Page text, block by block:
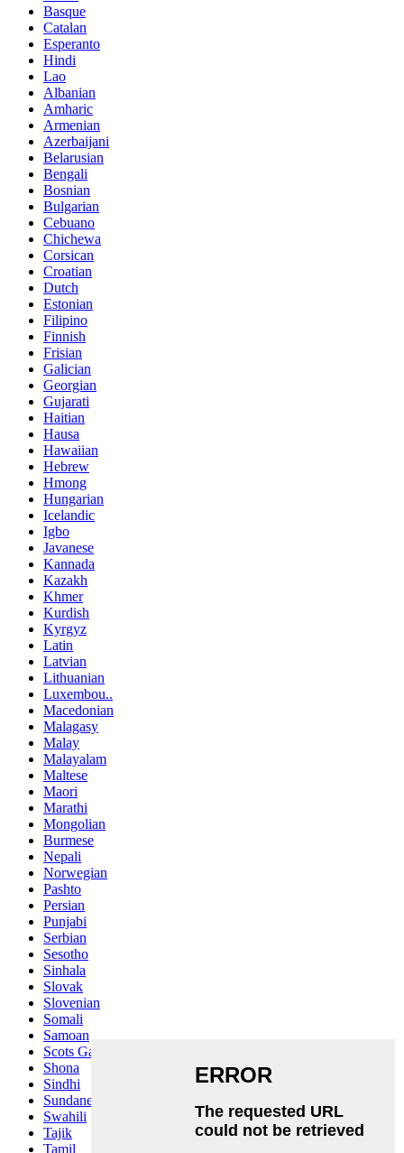
Basque
Catalan
Esperanto
Hindi
Lao
Albanian
Amharic
Armenian
Azerbaijani
Belarusian
Bengali
Bosnian
Bulgarian
Cebuano
Chichewa
Corsican
Croatian
Dutch
Estonian
Filipino
Finnish
Frisian
Galician
Georgian
Gujarati
Haitian
Hausa
Hawaiian
Hebrew
Hmong
Hungarian
Icelandic
Igbo
Javanese
Kannada
Kazakh
Khmer
Kurdish
Kyrgyz
Latin
Latvian
Lithuanian
Luxembou..
Macedonian
Malagasy
Malay
Malayalam
Maltese
Maori
Marathi
Mongolian
Burmese
Nepali
Norwegian
Pashto
Persian
Punjabi
Serbian
Sesotho
Sinhala
Slovak
Slovenian
Somali
Samoan
Scots Gaelic
Shona
Sindhi
Sundanese
Swahili
Tajik
Tamil